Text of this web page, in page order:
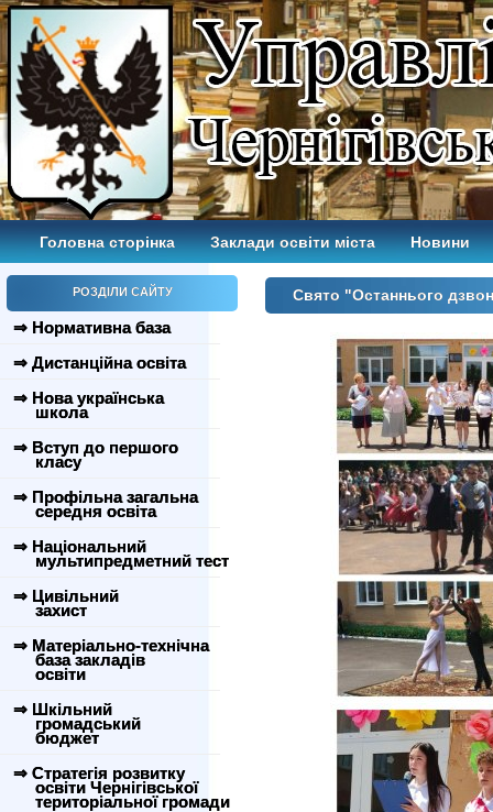
Головна сторінка Заклади освіти міста Новини
РОЗДІЛИ САЙТУ
⇒ Нормативна база
⇒ Дистанційна освіта
⇒ Нова українська
школа
⇒ Вступ до першого
класу
⇒ Профільна загальна
середня освіта
⇒ Національний
мультипредметний тест
⇒ Цивільний
захист
⇒ Матеріально-технічна
база закладів
освіти
⇒ Шкільний
громадський
бюджет
⇒ Стратегія розвитку
освіти Чернігівської
територіальної громади
Свято "Останнього